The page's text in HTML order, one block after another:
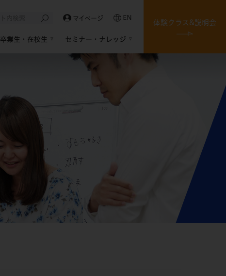
マイページ EN
卒業生・在校生 セミナー・ナレッジ
体験クラス&説明会